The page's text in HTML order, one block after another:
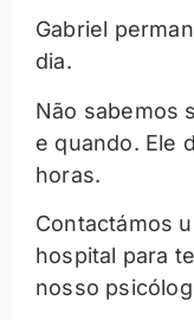
Gabriel
dia.
Não sabemos
e quando. Ele
horas.
Contactámos
hospital para
nosso